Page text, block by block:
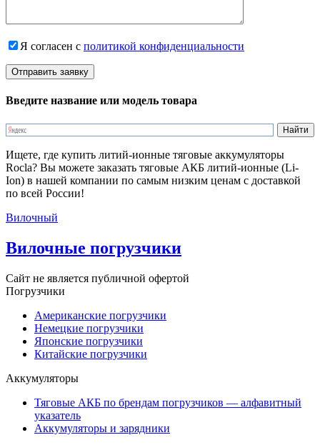
Я согласен с политикой конфиденциальности
Введите название или модель товара
Ищете, где купить литий-ионные тяговые аккумуляторы
Rocla? Вы можете заказать тяговые АКБ литий-ионные (Li-
Ion) в нашей компании по самым низким ценам с доставкой
по всей России!
Вилочный
Вилочные погрузчики
Сайт не является публичной офертой
Погрузчики
Американские погрузчики
Немецкие погрузчики
Японские погрузчики
Китайские погрузчики
Аккумуляторы
Тяговые АКБ по брендам погрузчиков — алфавитный
указатель
Аккумуляторы и зарядники